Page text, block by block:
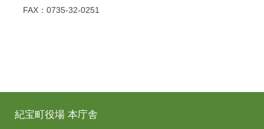
FAX：0735-32-0251
紀宝町役場 本庁舎